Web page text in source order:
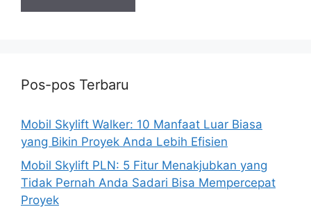
Pos-pos Terbaru
Mobil Skylift Walker: 10 Manfaat Luar Biasa
yang Bikin Proyek Anda Lebih Efisien
Mobil Skylift PLN: 5 Fitur Menakjubkan yang
Tidak Pernah Anda Sadari Bisa Mempercepat
Proyek